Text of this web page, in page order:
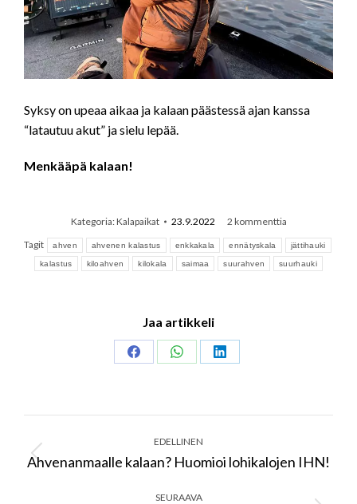
Syksy on upeaa aikaa ja kalaan päästessä ajan kanssa
“latautuu akut” ja sielu lepää.
Menkääpä kalaan!
Kategoria:Kalapaikat 23.9.2022
2 kommenttia
Tagit
ahven ahvenen kalastus enkkakala ennätyskala jättihauki
kalastus kiloahven kilokala saimaa suurahven suurhauki
Jaa artikkeli
Share
Share
Share
Post
navigation
EDELLINEN
Previous
Ahvenanmaalle kalaan? Huomioi lohikalojen IHN!
SEURAAVA